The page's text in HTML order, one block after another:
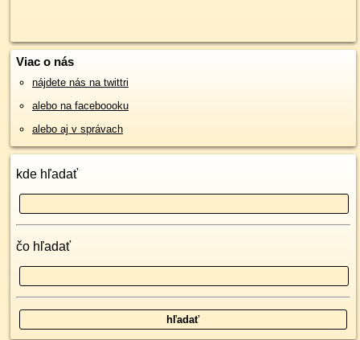
Viac o nás
nájdete nás na twittri
alebo na faceboooku
alebo aj v správach
kde hľadať
čo hľadať